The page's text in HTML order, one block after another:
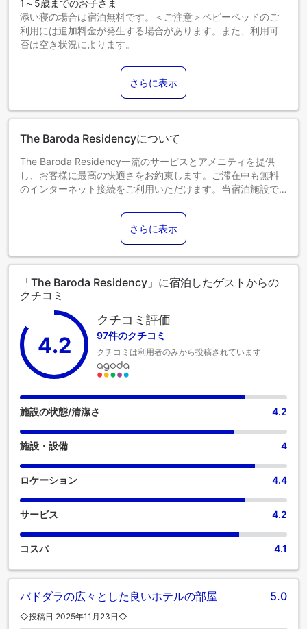
1～5歳までのお子さま
添い寝の場合は宿泊無料です。＜ご注意＞ベビーベッドのご
利用には追加料金が発生する場合があります。また、利用可
否は空き状況によります。
添い寝の場合は宿泊無料です。
10歳以上のゲストは大人とみなされます。
エキストラベッドの追加可否は、お部屋タイプにより異なり
ます。各部屋タイプ欄の記載をご確認ください。
さらに表示
The Baroda Residencyについて
The Baroda Residency一流のサービスとアメニティを提供
し、お客様に最高の快適さをお約束します。ご滞在中も無料
のインターネット接続をご利用いただけます。当宿泊施設で
しさを簡単に体験できます。 ご宿泊のお客様は、直接当宿泊
施設の無料駐車場をご利用いただけます。 フロントデスクチ
ームは、コンシェルジュサービスなどのアメニティでお客様
を親身にサポートします。 当宿泊施設では、館内のランドリ
保つことができるため、持参する衣類を少なくすることがで
きます。リラックスしたいなら、ルームサービスなどの室内
設備・サービスで、お部屋で過ごす時間を最大限にお楽しみ
いただけます。当宿泊施設は完全禁煙で、風通しの良い環境
を提供しております。居心地の良さを追求した各客室は、快
適さを保ちながら、静かな眠りをお約束する様々な機能を備
えています。 一部の客室では、お客様の利便性と満足のため
に、エアコンやリネンサービスを提供しています。一部の客
室では、室内ビデオストリーミング、日刊新聞、テレビな
ど、一流の室内エンターテイメントをお楽しみいただけま
用意しております。 バスローブ、タオル、または一部の客室
バスルームで利用できるヘアドライヤーをご利用可能ですの
で、清潔を維持し、快適にお過ごしください。 The Baroda
Residencyで一貫してご提供している美味しい無料朝食で、楽
オプションで、旅の仲間と楽しい夜をお過ごしください。The
Baroda Residencyには、お客様が楽しめるレクリエーション
設備があります。 当宿泊施設に立ち寄り、設備の整ったエク
ササイズ設備を利用して、休日のカロリーを消費しましょ
さらに表示
「The Baroda Residency」に宿泊したゲストからの
クチコミ
4.2
クチコミ評価
97件のクチコミ
クチコミは利用者のみから投稿されています
施設の状態/清潔さ 4.2
施設・設備 4
ロケーション 4.4
サービス 4.2
コスパ 4.1
バドダラの広々とした良いホテルの部屋 5.0
◇投稿日 2025年11月23日◇